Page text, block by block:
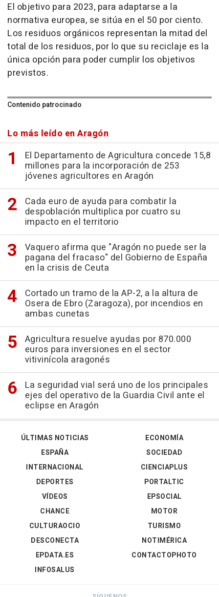
El objetivo para 2023, para adaptarse a la
normativa europea, se sitúa en el 50 por ciento.
Los residuos orgánicos representan la mitad del
total de los residuos, por lo que su reciclaje es la
única opción para poder cumplir los objetivos
previstos.
Contenido patrocinado
Lo más leído en Aragón
El Departamento de Agricultura concede 15,8
millones para la incorporación de 253
jóvenes agricultores en Aragón
Cada euro de ayuda para combatir la
despoblación multiplica por cuatro su
impacto en el territorio
Vaquero afirma que "Aragón no puede ser la
pagana del fracaso" del Gobierno de España
en la crisis de Ceuta
Cortado un tramo de la AP-2, a la altura de
Osera de Ebro (Zaragoza), por incendios en
ambas cunetas
Agricultura resuelve ayudas por 870.000
euros para inversiones en el sector
vitivinícola aragonés
La seguridad vial será uno de los principales
ejes del operativo de la Guardia Civil ante el
eclipse en Aragón
ÚLTIMAS NOTICIAS
ESPAÑA
INTERNACIONAL
DEPORTES
VÍDEOS
ECONOMÍA
SOCIEDAD
CIENCIAPLUS
PORTALTIC
EPSOCIAL
CHANCE
CULTURAOCIO
DESCONECTA
EPDATA.ES
INFOSALUS
MOTOR
TURISMO
NOTIMÉRICA
CONTACTOPHOTO